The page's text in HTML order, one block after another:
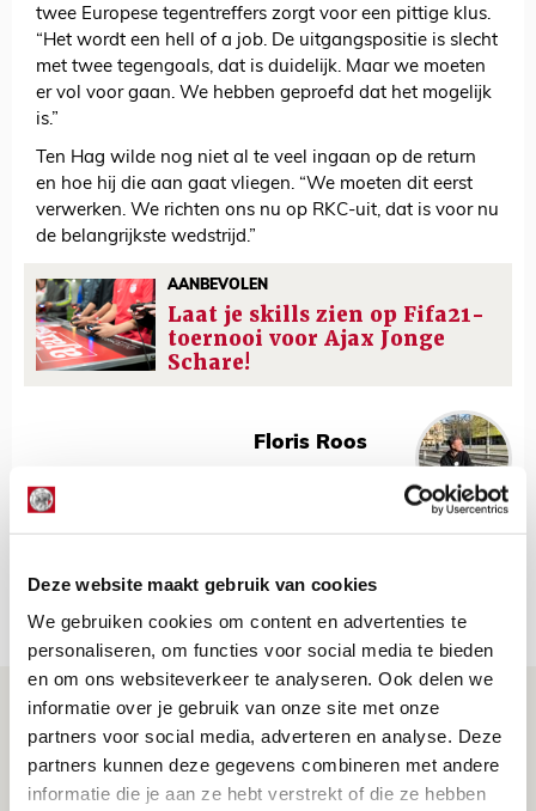
Deze website maakt gebruik van cookies
We gebruiken cookies om content en advertenties te
personaliseren, om functies voor social media te bieden
en om ons websiteverkeer te analyseren. Ook delen we
informatie over je gebruik van onze site met onze
partners voor social media, adverteren en analyse. Deze
partners kunnen deze gegevens combineren met andere
informatie die je aan ze hebt verstrekt of die ze hebben
twee Europese tegentreffers zorgt voor een pittige klus.
“Het wordt een hell of a job. De uitgangspositie is slecht
met twee tegengoals, dat is duidelijk. Maar we moeten
er vol voor gaan. We hebben geproefd dat het mogelijk
is.”
Ten Hag wilde nog niet al te veel ingaan op de return
en hoe hij die aan gaat vliegen. “We moeten dit eerst
verwerken. We richten ons nu op RKC-uit, dat is voor nu
de belangrijkste wedstrijd.”
AANBEVOLEN
Laat je skills zien op Fifa21-
toernooi voor Ajax Jonge
Schare!
Floris Roos
Net binnen //
Drie dingen die je moet weten over PEC
Zwolle - Ajax
08 AUGUSTUS 2026 - 12:32